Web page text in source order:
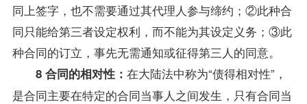
同上签字，也不需要通过其代理人参与缔约；②此种合
同只能给第三者设定权利，而不能为其设定义务；③此
种合同的订立，事先无需通知或征得第三人的同意。
8 合同的相对性： 在大陆法中称为“债得相对性”，
是合同主要在特定的合同当事人之间发生，只有合同当